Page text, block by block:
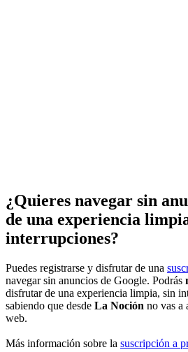
¿Quieres navegar sin
de una experiencia
interrupciones?
Puedes registrarse y disfrutar de una
navegar sin anuncios de Google. Podrás
disfrutar de una experiencia limpia, sin
sabiendo que desde La Noción no vas a
web.
Más información sobre la suscripción a